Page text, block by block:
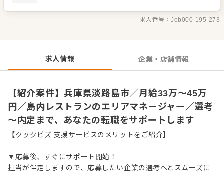
めざせます。
求人番号：Job000-195-273
求人情報 企業・店舗情報
【紹介案件】兵庫県淡路島市／月給33万～45万
円／島内レストランのエリアマネージャー／選考
～内定まで、あなたの転職をサポートします
【クックビズ 支援サービスのメリットをご紹介】
▼応募後、すぐにサポート開始！
担当が伴走しますので、応募したい企業の選考へとスムーズに